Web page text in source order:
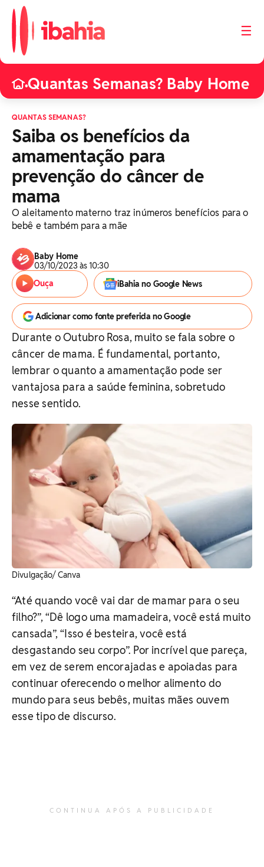
☰
•Quantas Semanas? Baby Home
QUANTAS SEMANAS?
Saiba os benefícios da
amamentação para
prevenção do câncer de
mama
O aleitamento materno traz inúmeros benefícios para o
bebê e também para a mãe
Baby Home
03/10/2023 às 10:30
Ouça
iBahia no Google News
Adicionar como fonte preferida no Google
Durante o Outubro Rosa, muito se fala sobre o
câncer de mama. É fundamental, portanto,
lembrar o quanto a amamentação pode ser
vantajosa para a saúde feminina, sobretudo
nesse sentido.
Divulgação/ Canva
“Até quando você vai dar de mamar para o seu
filho?”, “Dê logo uma mamadeira, você está muito
cansada”, “Isso é besteira, você está
desgastando seu corpo”. Por incrível que pareça,
em vez de serem encorajadas e apoiadas para
continuar oferecendo o melhor alimento do
mundo para seus bebês, muitas mães ouvem
esse tipo de discurso.
CONTINUA APÓS A PUBLICIDADE